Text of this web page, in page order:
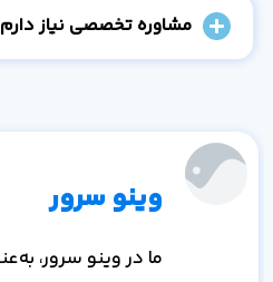
مشاوره تخصصی نیاز
وینو سرور
ما در وینو سرور،